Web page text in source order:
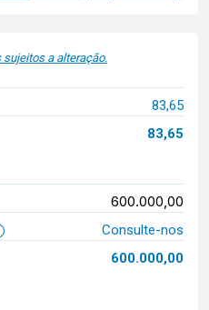
sujeitos a alteração.
83,65
83,65
600.000,00
Consulte-nos
600.000,00